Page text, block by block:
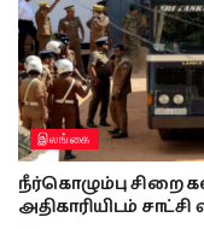
இலங்கை
நீர்கொழும்பு சிறை
அதிகாரியிடம்